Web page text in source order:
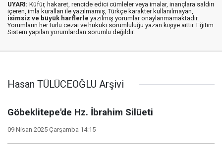
UYARI: Küfür, hakaret, rencide edici cümleler veya imalar, inançlara saldırı
içeren, imla kuralları ile yazılmamış, Türkçe karakter kullanılmayan,
isimsiz ve büyük harflerle yazılmış yorumlar onaylanmamaktadır.
Yorumların her türlü cezai ve hukuki sorumluluğu yazan kişiye aittir. Eğitim
Sistem yapılan yorumlardan sorumlu değildir.
Hasan TÜLÜCEOĞLU Arşivi
Göbeklitepe'de Hz. İbrahim Silüeti
09 Nisan 2025 Çarşamba 14:15